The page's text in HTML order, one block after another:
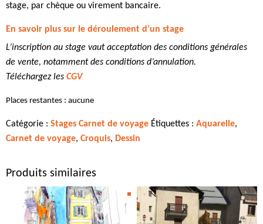
stage, par chèque ou virement bancaire.
En savoir plus sur le déroulement d’un stage
L’inscription au stage vaut acceptation des conditions générales
de vente, notamment des conditions d’annulation.
Téléchargez les CGV
Places restantes : aucune
Catégorie : Stages Carnet de voyage Étiquettes : Aquarelle,
Carnet de voyage, Croquis, Dessin
Produits similaires